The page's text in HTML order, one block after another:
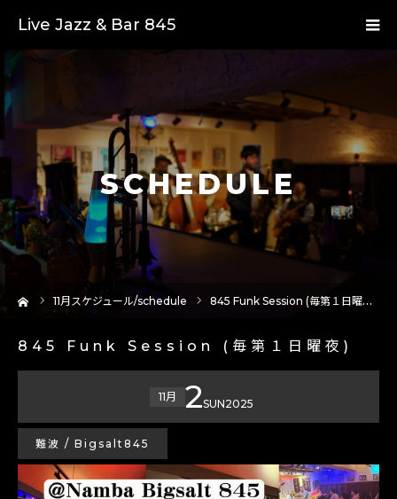
Live Jazz & Bar 845
SCHEDULE
11月スケジュール/schedule 845 Funk Session (毎第１日曜夜)
845 Funk Session (毎第１日曜夜)
11月 2SUN2025
難波 / Bigsalt845